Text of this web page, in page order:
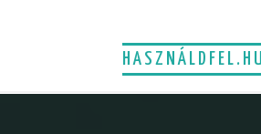
HASZNÁLDFEL.HU